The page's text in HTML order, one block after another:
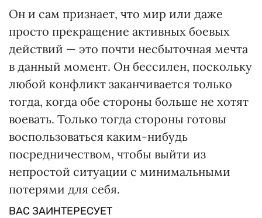
Он и сам признает, что мир или даже
просто прекращение активных боевых
действий — это почти несбыточная мечта
в данный момент. Он бессилен, поскольку
любой конфликт заканчивается только
тогда, когда обе стороны больше не хотят
воевать. Только тогда стороны готовы
воспользоваться каким-нибудь
посредничеством, чтобы выйти из
непростой ситуации с минимальными
потерями для себя.
ВАС ЗАИНТЕРЕСУЕТ